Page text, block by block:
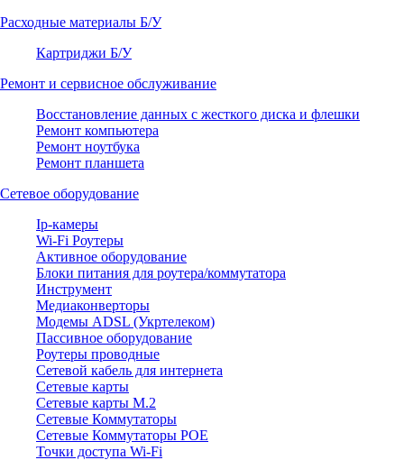
Расходные материалы Б/У
Картриджи Б/У
Ремонт и сервисное обслуживание
Восстановление данных с жесткого диска и флешки
Ремонт компьютера
Ремонт ноутбука
Ремонт планшета
Сетевое оборудование
Ip-камеры
Wi-Fi Роутеры
Активное оборудование
Блоки питания для роутера/коммутатора
Инструмент
Медиаконверторы
Модемы ADSL (Укртелеком)
Пассивное оборудование
Роутеры проводные
Сетевой кабель для интернета
Сетевые карты
Сетевые карты M.2
Сетевые Коммутаторы
Сетевые Коммутаторы POE
Точки доступа Wi-Fi